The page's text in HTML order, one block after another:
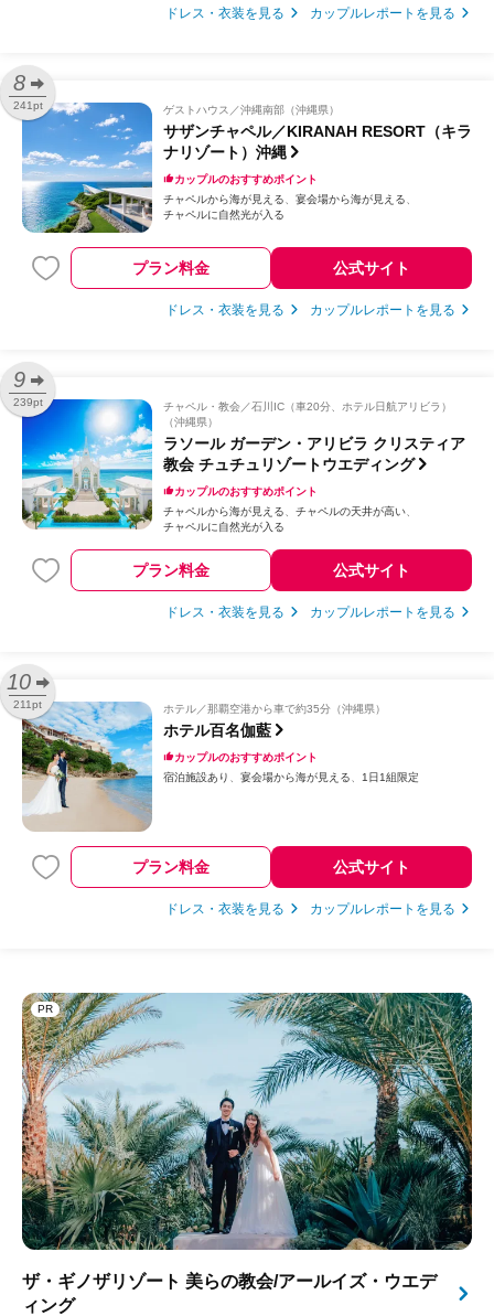
ドレス・衣装を見る カップルレポートを見る
8
241pt ゲストハウス 沖縄南部（沖縄県）
サザンチャペル／KIRANAH RESORT（キラ
ナリゾート）沖縄
カップルのおすすめポイント
チャペルから海が見える
宴会場から海が見える
チャペルに自然光が入る
プラン料金 公式サイト
ドレス・衣装を見る カップルレポートを見る
9
239pt チャペル・教会
石川IC（車20分、ホテル日航アリビラ）
（沖縄県）
ラソール ガーデン・アリビラ クリスティア
教会 チュチュリゾートウエディング
カップルのおすすめポイント
チャペルから海が見える
チャペルの天井が高い
チャペルに自然光が入る
プラン料金 公式サイト
ドレス・衣装を見る カップルレポートを見る
10
211pt ホテル 那覇空港から車で約35分（沖縄県）
ホテル百名伽藍
カップルのおすすめポイント
宿泊施設あり
宴会場から海が見える 1日1組限定
プラン料金 公式サイト
ドレス・衣装を見る カップルレポートを見る
PR
ザ・ギノザリゾート 美らの教会/アールイズ・ウエデ
ィング